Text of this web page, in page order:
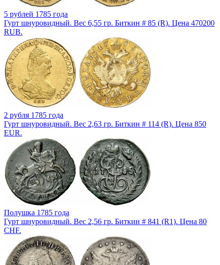
5 рублей 1785 года
Гурт шнуровидный. Вес 6,55 гр. Биткин # 85 (R). Цена 470200
RUB.
2 рубля 1785 года
Гурт шнуровидный. Вес 2,63 гр. Биткин # 114 (R). Цена 850
EUR.
Полушка 1785 года
Гурт шнуровидный. Вес 2,56 гр. Биткин # 841 (R1). Цена 80
CHF.